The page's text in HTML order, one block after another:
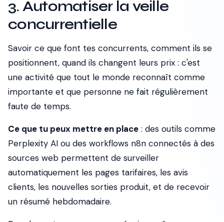
3. Automatiser la veille
concurrentielle
Savoir ce que font tes concurrents, comment ils se
positionnent, quand ils changent leurs prix : c'est
une activité que tout le monde reconnaît comme
importante et que personne ne fait régulièrement
faute de temps.
Ce que tu peux mettre en place : des outils comme
Perplexity AI ou des workflows n8n connectés à des
sources web permettent de surveiller
automatiquement les pages tarifaires, les avis
clients, les nouvelles sorties produit, et de recevoir
un résumé hebdomadaire.